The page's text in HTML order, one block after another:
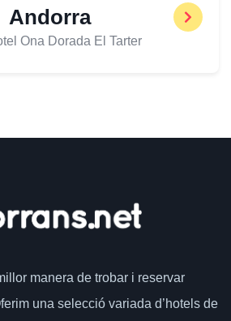
Andorra
Ona Dorada El Tarter
manera de trobar i reservar
una selecció variada d’hotels de